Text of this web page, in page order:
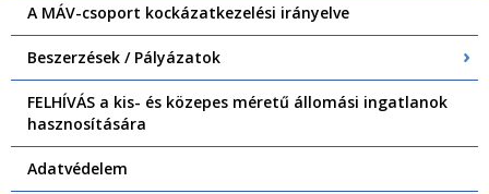
A MÁV-csoport kockázatkezelési irányelve
Beszerzések / Pályázatok
FELHÍVÁS a kis- és közepes méretű állomási ingatlanok
hasznosítására
Adatvédelem